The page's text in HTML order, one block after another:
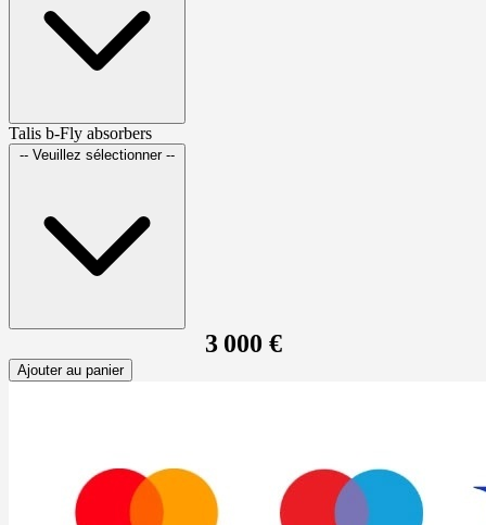
Talis b-Fly absorbers
-- Veuillez sélectionner --
3 000 €
Ajouter au panier